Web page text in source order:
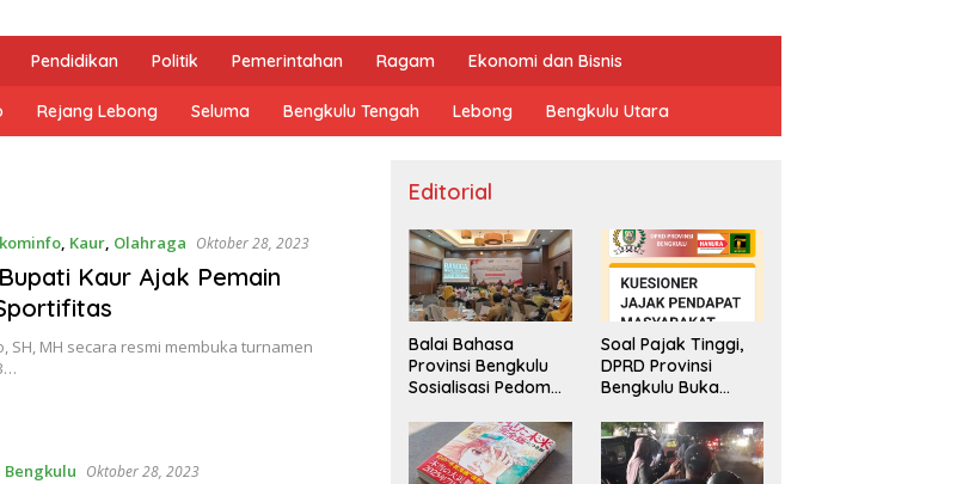
Pendidikan Politik Pemerintahan Ragam Ekonomi dan Bisnis
Rejang Lebong Seluma Bengkulu Tengah Lebong Bengkulu Utara
, Kaur, Olahraga Oktober 28, 2023
Kaur Ajak Pemain
SH, MH secara resmi membuka turnamen
Bengkulu Oktober 28, 2023
Editorial
Balai Bahasa
Provinsi Bengkulu
Sosialisasi Pedoman
Penggunaan
Bahasa Indonesia
Soal Pajak Tinggi,
DPRD Provinsi
Bengkulu Buka
Pengaduan
Masyarakat